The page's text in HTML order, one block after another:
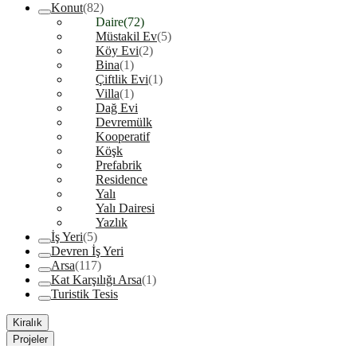
Konut(82)
Daire(72)
Müstakil Ev(5)
Köy Evi(2)
Bina(1)
Çiftlik Evi(1)
Villa(1)
Dağ Evi
Devremülk
Kooperatif
Köşk
Prefabrik
Residence
Yalı
Yalı Dairesi
Yazlık
İş Yeri(5)
Devren İş Yeri
Arsa(117)
Kat Karşılığı Arsa(1)
Turistik Tesis
Kiralık
Projeler